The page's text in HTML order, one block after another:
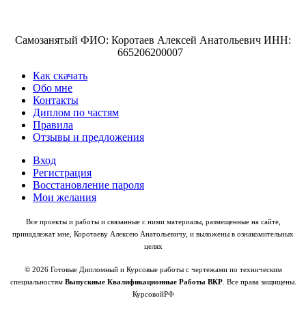
Самозанятый ФИО: Коротаев Алексей Анатольевич ИНН:
665206200007
Как скачать
Обо мне
Контакты
Диплом по частям
Правила
Отзывы и предложения
Вход
Регистрация
Восстановление пароля
Мои желания
Все проекты и работы и связанные с ними материалы, размещенные на сайте,
принадлежат мне, Коротаеву Алексею Анатольевичу, и выложены в ознакомительных
целях
© 2026 Готовые Дипломный и Курсовые работы с чертежами по техническим
специальностям Выпускные Квалификационные Работы ВКР. Все права защищены.
КурсовойРФ